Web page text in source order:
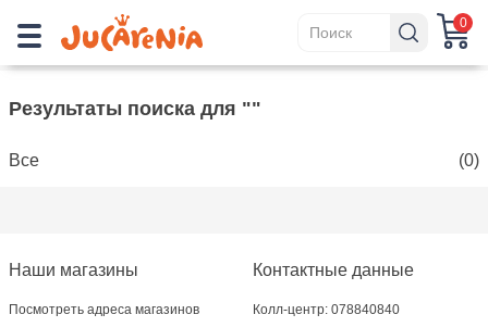
0
Результаты поиска для ""
Все (0)
Наши магазины
Посмотреть адреса магазинов
Контактные данные
Колл-центр: 078840840